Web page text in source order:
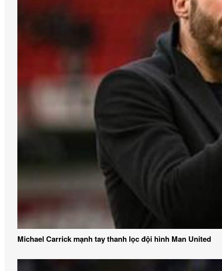
Michael Carrick mạnh tay thanh lọc đội hình Man United